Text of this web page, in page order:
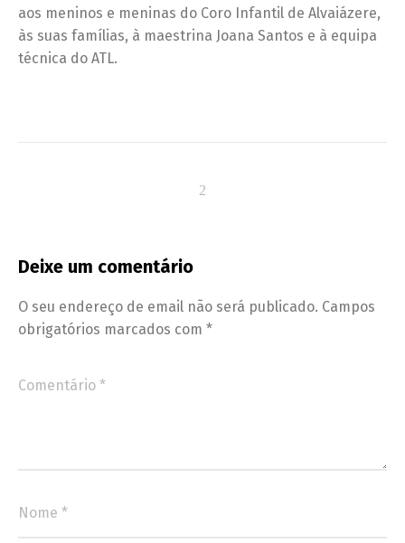
aos meninos e meninas do Coro Infantil de Alvaiázere,
às suas famílias, à maestrina Joana Santos e à equipa
técnica do ATL.
Deixe um comentário
O seu endereço de email não será publicado. Campos
obrigatórios marcados com *